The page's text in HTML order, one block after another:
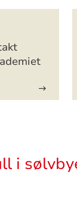
i